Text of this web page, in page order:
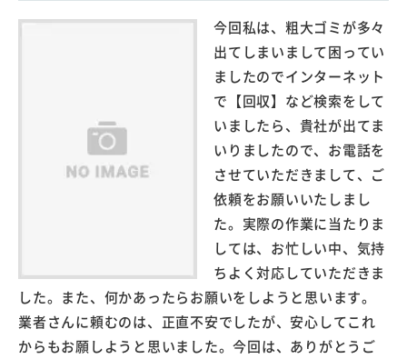
今回私は、粗大ゴミが多々
出てしまいまして困ってい
ましたのでインターネット
で【回収】など検索をして
いましたら、貴社が出てま
いりましたので、お電話を
させていただきまして、ご
依頼をお願いいたしまし
た。実際の作業に当たりま
しては、お忙しい中、気持
ちよく対応していただきま
した。また、何かあったらお願いをしようと思います。
業者さんに頼むのは、正直不安でしたが、安心してこれ
からもお願しようと思いました。今回は、ありがとうご